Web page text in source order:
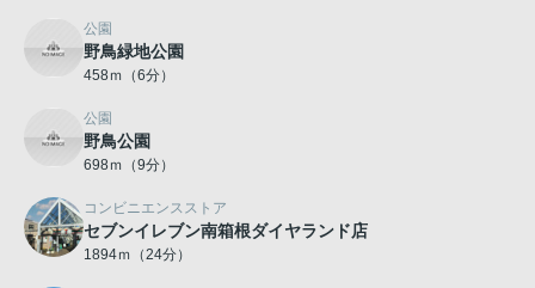
公園
野鳥緑地公園
458ｍ（6分）
公園
野鳥公園
698ｍ（9分）
コンビニエンスストア
セブンイレブン南箱根ダイヤランド店
1894ｍ（24分）